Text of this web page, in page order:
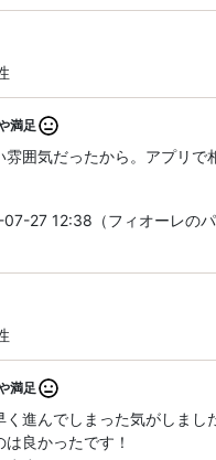
満足
雰囲気だったから。アプリで
27 12:38（フィオーレの
満足
く進んでしまった気がしまし
良かったです！